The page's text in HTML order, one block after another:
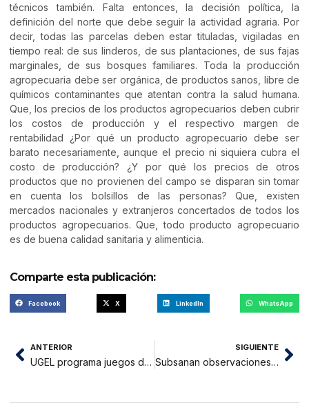
técnicos también. Falta entonces, la decisión política, la
definición del norte que debe seguir la actividad agraria. Por
decir, todas las parcelas deben estar tituladas, vigiladas en
tiempo real: de sus linderos, de sus plantaciones, de sus fajas
marginales, de sus bosques familiares. Toda la producción
agropecuaria debe ser orgánica, de productos sanos, libre de
químicos contaminantes que atentan contra la salud humana.
Que, los precios de los productos agropecuarios deben cubrir
los costos de producción y el respectivo margen de
rentabilidad ¿Por qué un producto agropecuario debe ser
barato necesariamente, aunque el precio ni siquiera cubra el
costo de producción? ¿Y por qué los precios de otros
productos que no provienen del campo se disparan sin tomar
en cuenta los bolsillos de las personas? Que, existen
mercados nacionales y extranjeros concertados de todos los
productos agropecuarios. Que, todo producto agropecuario
es de buena calidad sanitaria y alimenticia.
Comparte esta publicación:
Facebook X LinkedIn WhatsApp
ANTERIOR
UGEL programa juegos deportivos
SIGUIENTE
Subsanan observaciones de centro de hemodiálisis de Morales